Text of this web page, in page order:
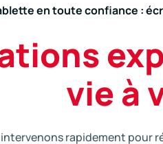
en toute confiance :
vie à
rapidement pour